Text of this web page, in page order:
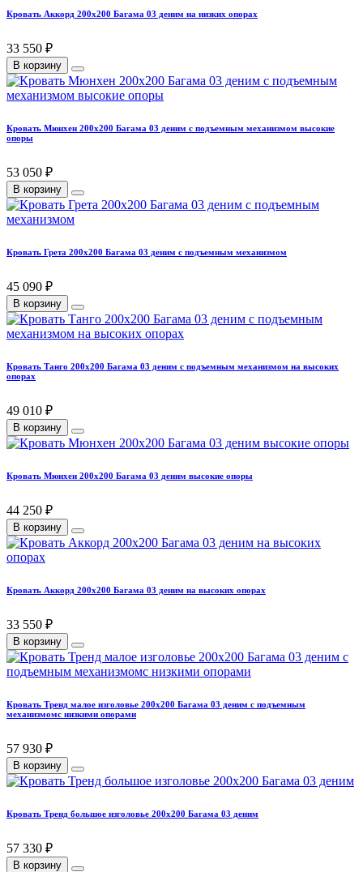
Кровать Аккорд 200х200 Багама 03 деним на низких опорах
33 550 ₽
В корзину
Кровать Мюнхен 200х200 Багама 03 деним с подъемным механизмом высокие
опоры
53 050 ₽
В корзину
Кровать Грета 200х200 Багама 03 деним с подъемным механизмом
45 090 ₽
В корзину
Кровать Танго 200х200 Багама 03 деним с подъемным механизмом на высоких
опорах
49 010 ₽
В корзину
Кровать Мюнхен 200х200 Багама 03 деним высокие опоры
44 250 ₽
В корзину
Кровать Аккорд 200х200 Багама 03 деним на высоких опорах
33 550 ₽
В корзину
Кровать Тренд малое изголовье 200х200 Багама 03 деним с подъемным
механизмомс низкими опорами
57 930 ₽
В корзину
Кровать Тренд большое изголовье 200х200 Багама 03 деним
57 330 ₽
В корзину